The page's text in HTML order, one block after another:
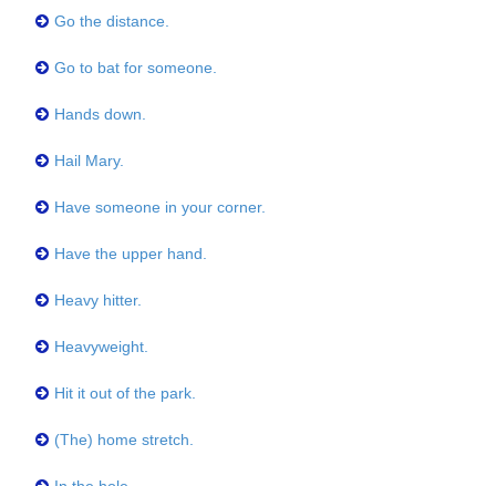
Go the distance.
Go to bat for someone.
Hands down.
Hail Mary.
Have someone in your corner.
Have the upper hand.
Heavy hitter.
Heavyweight.
Hit it out of the park.
(The) home stretch.